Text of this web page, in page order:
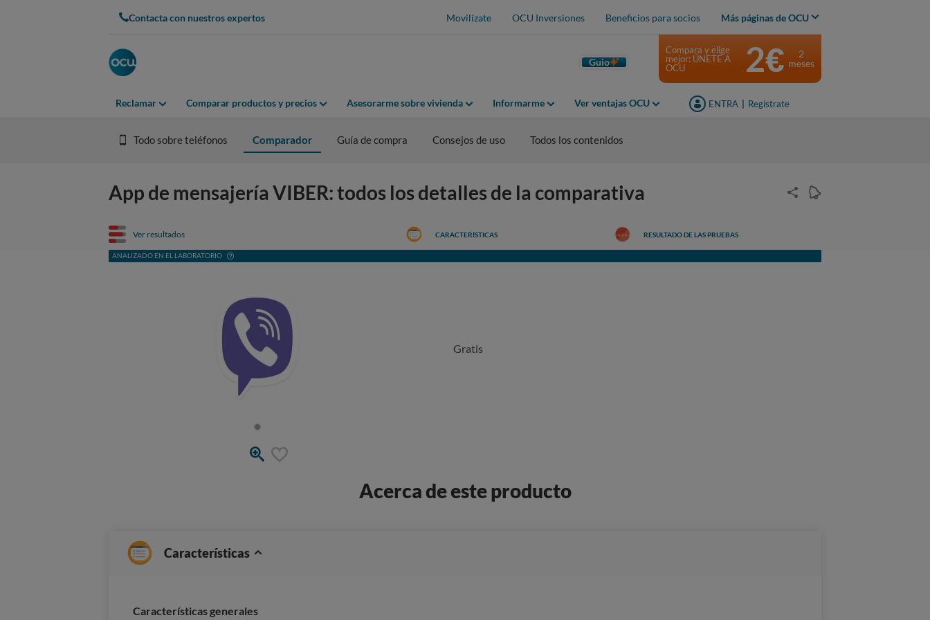
Contacta con nuestros expertos Movilízate OCU Inversiones Beneficios para socios Más páginas de OCU
Guio
Reclamar Comparar productos y precios Asesorarme sobre vivienda Informarme Ver ventajas OCU ENTRA Regístrate
Compara y elige
mejor: ÚNETE A
OCU
2€
2
meses
Todo sobre teléfonos Comparador Guía de compra Consejos de uso Todos los contenidos
App de mensajería VIBER: todos los detalles de la comparativa
Ver resultados
ANALIZADO EN EL LABORATORIO
CARACTERÍSTICAS RESULTADO DE LAS PRUEBAS
Gratis
Acerca de este producto
Características
Características generales